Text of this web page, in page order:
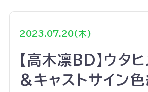
2023.07.20(木)
【高木凛BD】ウタ
&キャストサイン